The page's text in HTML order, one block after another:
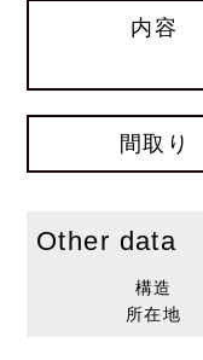
内容
間取り
Other data
構造
所在地